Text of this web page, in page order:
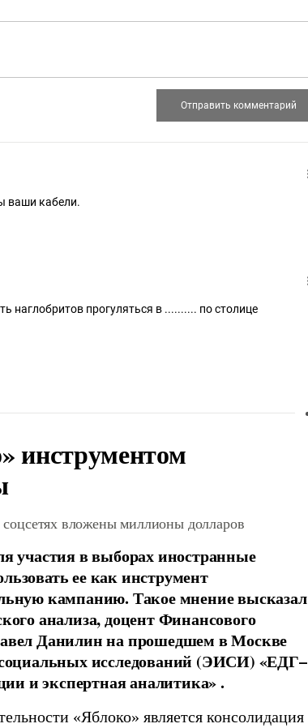
ваши кабели.
наглобритов прогуляться в .......... по столице
инструментом
вложены миллионы долларов
участия в выборах иностранные
ее как инструмент
кампанию. Такое мнение высказал
анализа, доцент Финансового
Данилин на прошедшем в Москве
социальных исследований (ЭИСИ) «ЕДГ–
и экспертная аналитика» .
«Яблоко» является консолидация